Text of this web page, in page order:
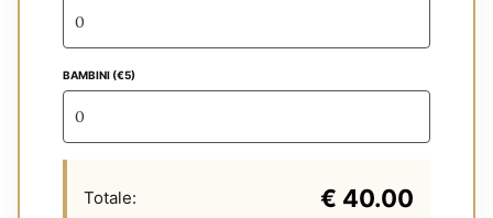
BAMBINI (€5)
Totale: € 40.00